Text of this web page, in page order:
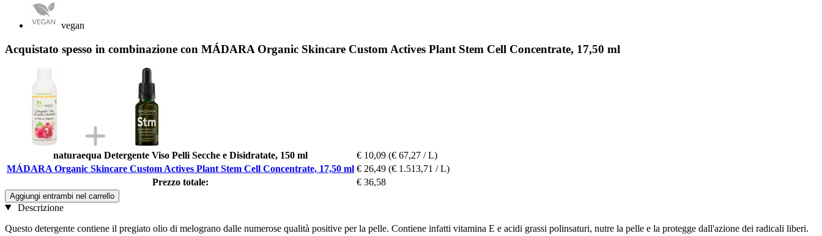
vegan
Acquistato spesso in combinazione con MÁDARA Organic Skincare Custom Actives Plant Stem Cell Concentrate, 17,50 ml
naturaequa Detergente Viso Pelli Secche e Disidratate, 150 ml € 10,09 (€ 67,27 / L)
MÁDARA Organic Skincare Custom Actives Plant Stem Cell Concentrate, 17,50 ml € 26,49 (€ 1.513,71 / L)
Prezzo totale:
€ 36,58
Aggiungi entrambi nel carrello
Descrizione
Questo detergente contiene il pregiato olio di melograno dalle numerose qualità positive per la pelle. Contiene infatti vitamina E e acidi grassi polinsaturi, nutre la pelle e la protegge dall'azione dei radicali liberi.